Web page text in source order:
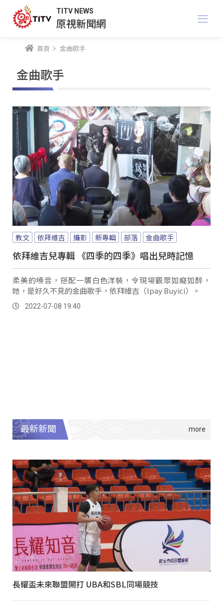
TITV NEWS
原視新聞網
首頁 金曲歌手
金曲歌手
教文 依拜維吉 攝影 新專輯 部落 金曲歌手
依拜維吉兒專輯 《四季的四季》唱出兒時記憶
柔美的嗓音，搭配一襲白色洋裝，令現場觀眾如癡如醉，
她，是好久不見的金曲歌手，依拜維吉（Ipay Buyici）。
2022-07-08 19:40
最新新聞
長耀盃未來聯盟開打 UBA和SBL同場競技